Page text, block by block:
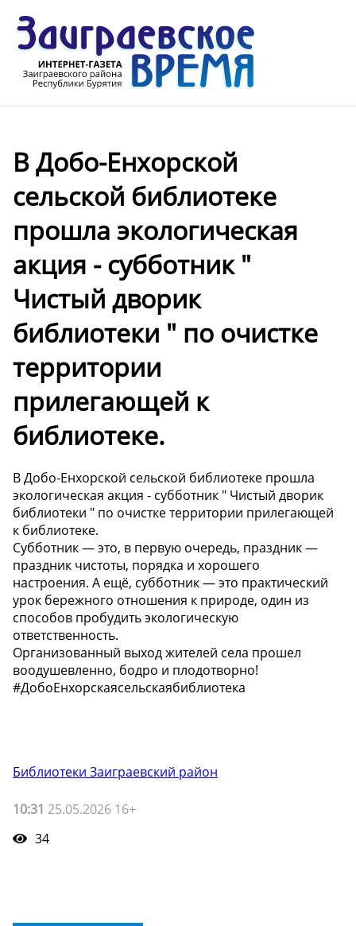
В Добо-Енхорской
сельской библиотеке
прошла экологическая
акция - субботник "
Чистый дворик
библиотеки " по очистке
территории
прилегающей к
библиотеке.
В Добо-Енхорской сельской библиотеке прошла
экологическая акция - субботник " Чистый дворик
библиотеки " по очистке территории прилегающей
к библиотеке.
Субботник — это, в первую очередь, праздник —
праздник чистоты, порядка и хорошего
настроения. А ещё, субботник — это практический
урок бережного отношения к природе, один из
способов пробудить экологическую
ответственность.
Организованный выход жителей села прошел
воодушевленно, бодро и плодотворно!
#ДобоЕнхорскаясельскаябиблиотека
Библиотеки Заиграевский район
10:31 25.05.2026 16+
34